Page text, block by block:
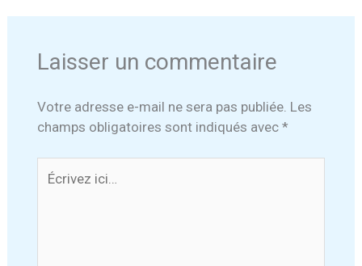
Laisser un commentaire
Votre adresse e-mail ne sera pas publiée. Les
champs obligatoires sont indiqués avec *
ici…